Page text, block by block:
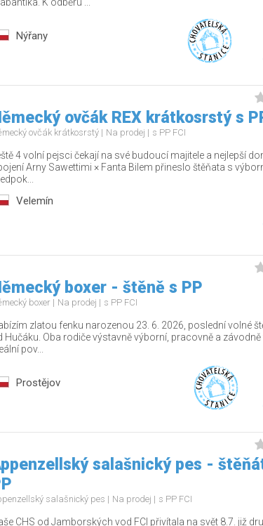
Nýřany
ovčák REX krátkosrstý s
ovčák krátkosrstý Na prodej s PP FCI
4 volní pejsci čekají na své budoucí majitele a nejlepší
Arny Sawettimi × Fanta Bilem přineslo štěňata s
Velemín
boxer - štěně s PP
boxer Na prodej s PP FCI
zlatou fenku narozenou 23. 6. 2026, poslední volné
Hučáku. Oba rodiče výstavně výborní, pracovně a závodně
pov...
Prostějov
salašnický pes -
salašnický pes Na prodej s PP FCI
CHS od Jamborských vod FCI přivítala na svět 8.7. již